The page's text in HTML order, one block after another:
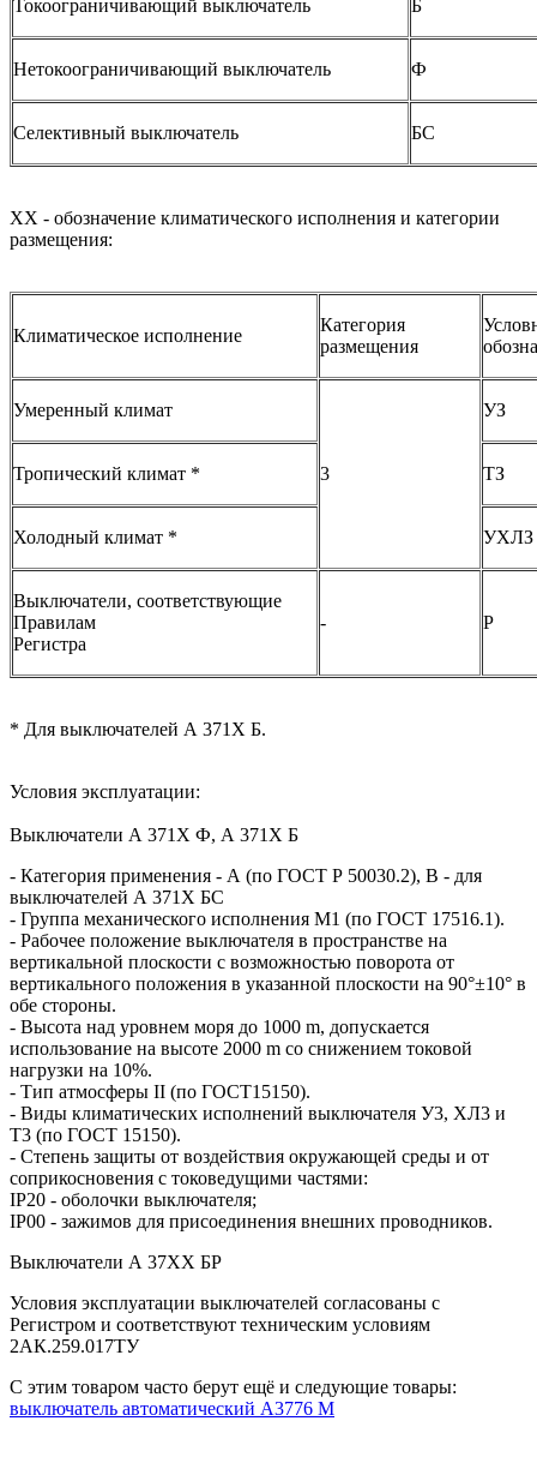
Токоограничивающий выключатель Б
Нетокоограничивающий выключатель Ф
Селективный выключатель БС
XX - обозначение климатического исполнения и категории
размещения:
Климатическое исполнение
Категория
размещения
Умеренный климат
3
УЗ
Тропический климат * ТЗ
Холодный климат * УХЛЗ
Выключатели, соответствующие
Правилам
Регистра
- Р
* Для выключателей А 371Х Б.
Условия эксплуатации:
Выключатели А 371Х Ф, А 371Х Б
- Категория применения - А (по ГОСТ Р 50030.2), В - для
выключателей А 371Х БС
- Группа механического исполнения М1 (по ГОСТ 17516.1).
- Рабочее положение выключателя в пространстве на
вертикальной плоскости с возможностью поворота от
вертикального положения в указанной плоскости на 90°±10° в
обе стороны.
- Высота над уровнем моря до 1000 m, допускается
использование на высоте 2000 m со снижением токовой
нагрузки на 10%.
- Тип атмосферы II (по ГОСТ15150).
- Виды климатических исполнений выключателя У3, ХЛ3 и
Т3 (по ГОСТ 15150).
- Степень защиты от воздействия окружающей среды и от
соприкосновения с токоведущими частями:
IP20 - оболочки выключателя;
IP00 - зажимов для присоединения внешних проводников.
Выключатели А 37ХХ БР
Условия эксплуатации выключателей согласованы с
Регистром и соответствуют техническим условиям
2АК.259.017ТУ
С этим товаром часто берут ещё и следующие товары:
выключатель автоматический А3776 М